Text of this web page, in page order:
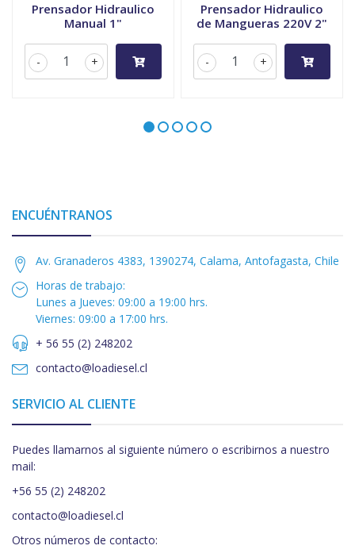
Prensador Hidraulico
Manual 1"
+
-
Prensador Hidraulico
de Mangueras 220V 2"
+
-
ENCUÉNTRANOS
Av. Granaderos 4383, 1390274, Calama, Antofagasta, Chile
Horas de trabajo:
Lunes a Jueves: 09:00 a 19:00 hrs.
Viernes: 09:00 a 17:00 hrs.
+ 56 55 (2) 248202
contacto@loadiesel.cl
SERVICIO AL CLIENTE
Puedes llamarnos al siguiente número o escribirnos a nuestro
mail:
+56 55 (2) 248202
contacto@loadiesel.cl
Otros números de contacto: